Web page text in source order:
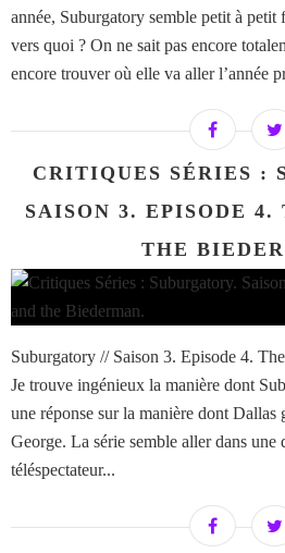
année, Suburgatory semble petit à petit
vers quoi ? On ne sait pas encore
encore trouver où elle va aller l’année
CRITIQUES SÉRIES :
SAISON 3. EPISODE 4.
THE
Suburgatory // Saison 3. Episode 4.
Je trouve ingénieux la manière dont
une réponse sur la manière dont Dallas
George. La série semble aller dans une
téléspectateur...